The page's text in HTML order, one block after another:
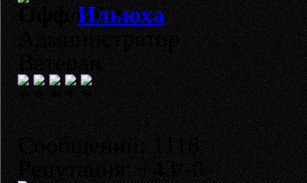
Ильюха
Администратор
Ветеран
Сообщений: 1118
Репутация: +43/-0